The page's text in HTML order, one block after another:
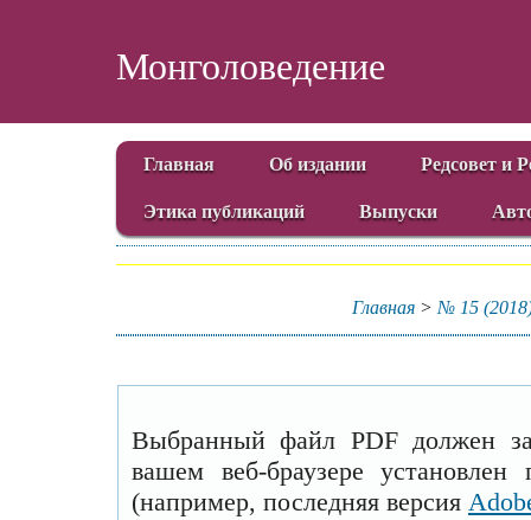
Монголоведение
Главная Об издании Редсовет и
Этика публикаций Выпуски
Главная > № 15
Выбранный файл PDF должен
вашем веб-браузере
(например, последняя версия